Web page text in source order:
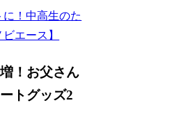
！中高生のた
エース】
！お父さん
トグッズ2